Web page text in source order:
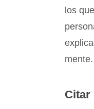
los
mente.
Citar